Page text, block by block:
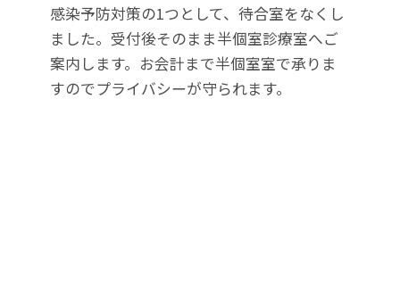
感染予防対策の1つとして、待合室をなくし
ました。受付後そのまま半個室診療室へご
案内します。お会計まで半個室室で承りま
すのでプライバシーが守られます。